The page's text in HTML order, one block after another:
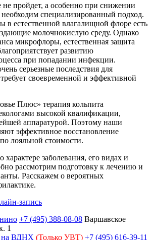
не пройдет, а особенно при снижении
специализированный подход.
естественной влагалищной флоре есть
молочнокислую среду. Однако
микрофлоры, естественная защита
развитию
при попадании инфекции.
серьезные последствия для
своевременной и эффективной
Плюс» терапия кольпита
высокой квалификации,
аппаратурой. Поэтому наши
эффективное восстановление
лояльной стоимости.
характере заболевания, его видах и
рассмотрим подготовку к лечению и
Расскажем о вероятных
запись
+7 (495) 388-08-08 Варшавское
1
на ВДНХ (Только УВТ) +7 (495) 616-39-11